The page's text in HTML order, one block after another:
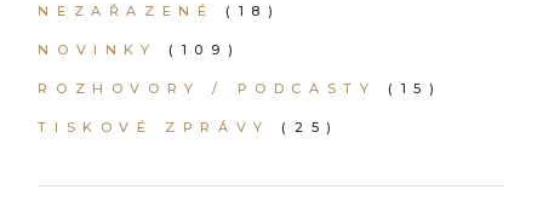
NEZAŘAZENÉ (18)
NOVINKY (109)
ROZHOVORY / PODCASTY (15)
TISKOVÉ ZPRÁVY (25)